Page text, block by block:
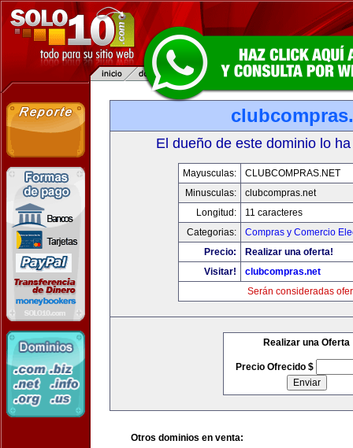
El dueño de este dominio lo
Mayusculas:
CLUBCOMPRAS.NET
Minusculas:
clubcompras.net
Longitud:
11 caracteres
Categorias:
Compras y Comercio
Precio:
Realizar una oferta!
Visitar!
clubcompras.net
Serán consideradas
Realizar una Oferta
Precio Ofrecido $
Otros dominios en venta: